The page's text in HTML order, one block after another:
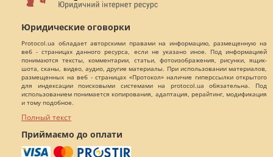
Юридические оговорки
Protocol.ua обладает авторскими правами на информацию, размещенную на
веб - страницах данного ресурса, если не указано иное. Под информацией
понимаются тексты, комментарии, статьи, фотоизображения, рисунки, ящик-
шота, сканы, видео, аудио, другие материалы. При использовании материалов,
размещенных на веб - страницах «Протокол» наличие гиперссылки открытого
для индексации поисковыми системами на protocol.ua обязательна. Под
использованием понимается копирования, адаптация, рерайтинг, модификация
и тому подобное.
Полный текст
Приймаємо до оплати